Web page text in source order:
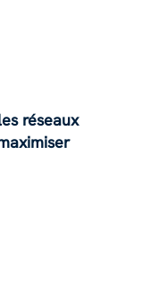
réseaux